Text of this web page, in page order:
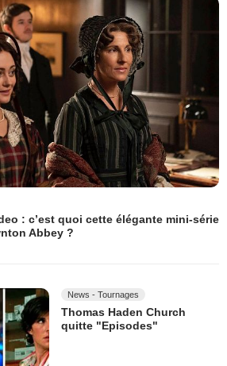
: c’est quoi cette élégante mini-série
Abbey ?
News - Tournages
Thomas Haden Church
quitte "Episodes"